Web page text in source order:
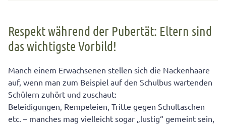
wichtigste Vorbild!
Fehlender Respekt des Pubertierenden ist oft
hausgemacht!
Wie vermeiden Sie die Laisser-faire-Haltung in der
Pubertät?
Fehlende Grenzen fördern „falsches“ Verhalten des
Teenagers
Respekt während der Pubertät: Eltern sind
das wichtigste Vorbild!
Manch einem Erwachsenen stellen sich die Nackenhaare
auf, wenn man zum Beispiel auf den Schulbus wartenden
Schülern zuhört und zuschaut:
Beleidigungen, Rempeleien, Tritte gegen Schultaschen
etc. – manches mag vielleicht sogar „lustig“ gemeint sein,